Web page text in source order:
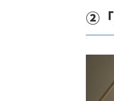
②「